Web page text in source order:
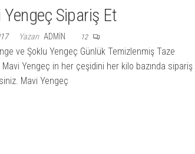
Yengeç Sipariş Et
Yazarı ADMIN 12
ve Şoklu Yengeç Günlük Temizlenmiş Taze
Yengeç in her çeşidini her kilo bazında sipariş
Mavi Yengeç